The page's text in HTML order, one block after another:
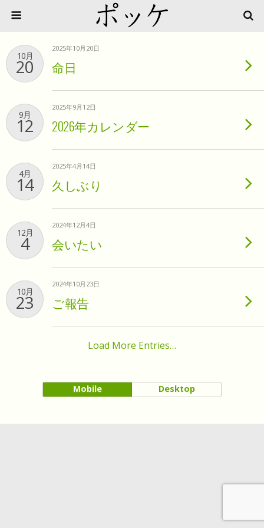
10月
20
2025年10月20日
命日
9月
12
2025年9月12日
2026年カレンダー
4月
14
2025年4月14日
久しぶり
12月
4
2024年12月4日
会いたい
10月
23
2024年10月23日
ご報告
Load More Entries…
Mobile Desktop